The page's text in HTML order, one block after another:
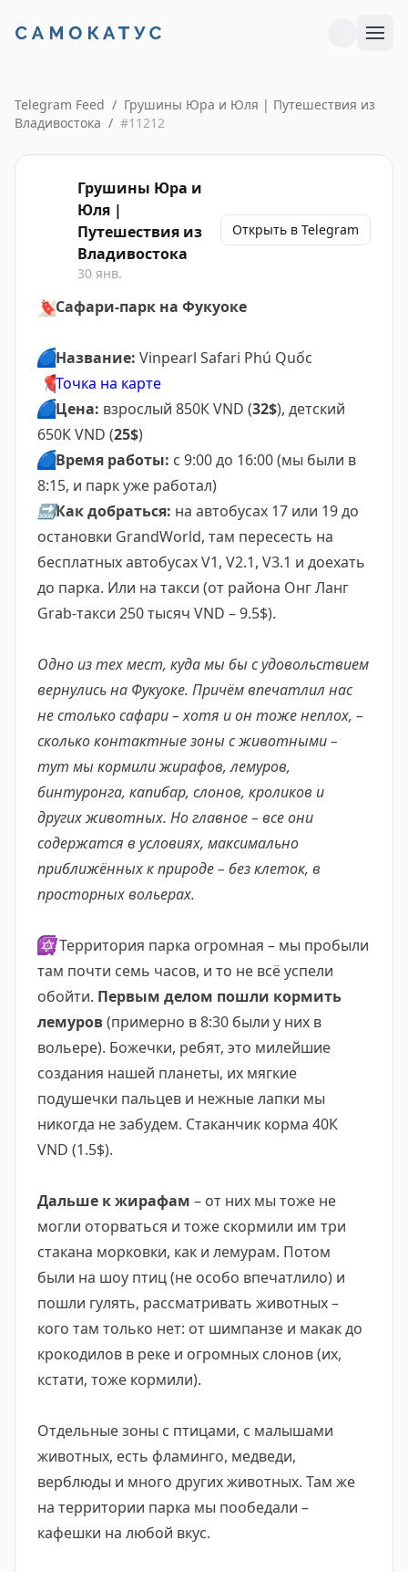
Telegram Feed / Грушины Юра и Юля | Путешествия из
Владивостока / #11212
Грушины Юра и
Юля |
Путешествия из
Владивостока
30 янв.
Открыть в Telegram
🔖Сафари-парк на Фукуоке
🔵Название: Vinpearl Safari Phú Quốc
📍Точка на карте
🔵Цена: взрослый 850К VND (32$), детский
650К VND (25$)
🔵Время работы: с 9:00 до 16:00 (мы были в
8:15, и парк уже работал)
🔜Как добраться: на автобусах 17 или 19 до
остановки GrandWorld, там пересесть на
бесплатных автобусах V1, V2.1, V3.1 и доехать
до парка. Или на такси (от района Онг Ланг
Grab-такси 250 тысяч VND – 9.5$).
Одно из тех мест, куда мы бы с удовольствием
вернулись на Фукуоке. Причём впечатлил нас
не столько сафари – хотя и он тоже неплох, –
сколько контактные зоны с животными –
тут мы кормили жирафов, лемуров,
бинтуронга, капибар, слонов, кроликов и
других животных. Но главное – все они
содержатся в условиях, максимально
приближённых к природе – без клеток, в
просторных вольерах.
🔯Территория парка огромная – мы пробыли
там почти семь часов, и то не всё успели
обойти. Первым делом пошли кормить
лемуров(примерно в 8:30 были у них в
вольере). Божечки, ребят, это милейшие
создания нашей планеты, их мягкие
подушечки пальцев и нежные лапки мы
никогда не забудем. Стаканчик корма 40К
VND (1.5$).
Дальше к жирафам – от них мы тоже не
могли оторваться и тоже скормили им три
стакана морковки, как и лемурам. Потом
были на шоу птиц (не особо впечатлило) и
пошли гулять, рассматривать животных –
кого там только нет: от шимпанзе и макак до
крокодилов в реке и огромных слонов (их,
кстати, тоже кормили).
Отдельные зоны с птицами, с малышами
животных, есть фламинго, медведи,
верблюды и много других животных. Там же
на территории парка мы пообедали –
кафешки на любой вкус.